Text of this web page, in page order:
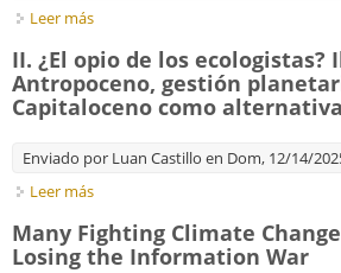
Leer más
II. ¿El opio de los ecologistas?
Antropoceno, gestión
Capitaloceno como alternativa
Enviado por Luan Castillo en Dom, 12/14/
Leer más
alternativa
Many Fighting Climate
Losing the Information War